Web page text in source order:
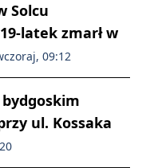
Solcu
latek zmarł w
09:12
bydgoskim
ul. Kossaka